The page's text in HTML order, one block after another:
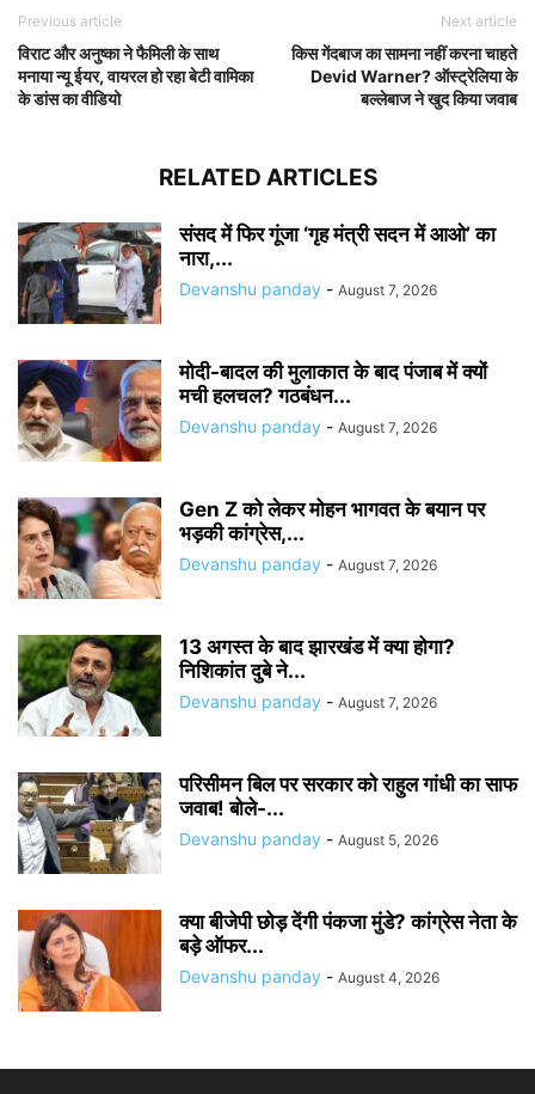
Previous article
विराट और अनुष्का ने फैमिली के साथ
मनाया न्यू ईयर, वायरल हो रहा बेटी वामिका
के डांस का वीडियो
Next article
किस गेंदबाज का सामना नहीं करना चाहते
Devid Warner? ऑस्ट्रेलिया के
बल्लेबाज ने खुद किया जवाब
RELATED ARTICLES
संसद में फिर गूंजा ‘गृह मंत्री सदन में आओ’ का
नारा,...
Devanshu panday - August 7, 2026
मोदी-बादल की मुलाकात के बाद पंजाब में क्यों
मची हलचल? गठबंधन...
Devanshu panday - August 7, 2026
Gen Z को लेकर मोहन भागवत के बयान पर
भड़की कांग्रेस,...
Devanshu panday - August 7, 2026
13 अगस्त के बाद झारखंड में क्या होगा?
निशिकांत दुबे ने...
Devanshu panday - August 7, 2026
परिसीमन बिल पर सरकार को राहुल गांधी का साफ
जवाब! बोले-...
Devanshu panday - August 5, 2026
क्या बीजेपी छोड़ देंगी पंकजा मुंडे? कांग्रेस नेता के
बड़े ऑफर...
Devanshu panday - August 4, 2026